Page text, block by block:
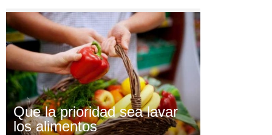
Que la prioridad sea lavar
los alimentos